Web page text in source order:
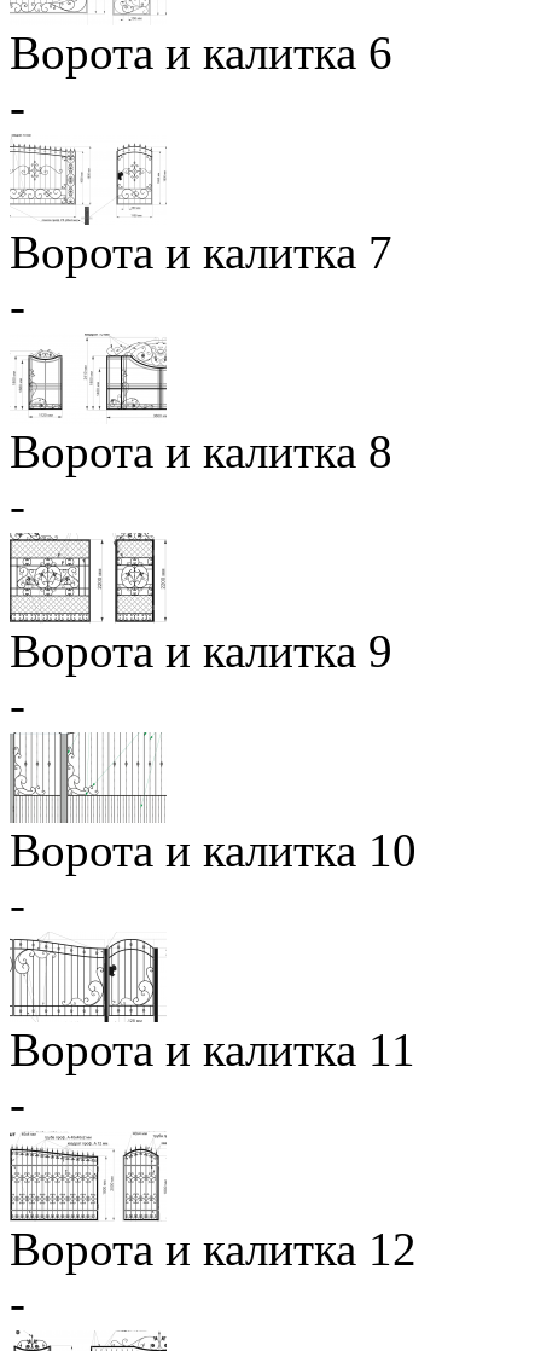
Ворота и калитка 6
-
Ворота и калитка 7
-
Ворота и калитка 8
-
Ворота и калитка 9
-
Ворота и калитка 10
-
Ворота и калитка 11
-
Ворота и калитка 12
-